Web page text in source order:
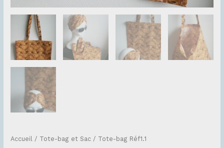
Accueil / Tote-bag et Sac / Tote-bag Réf1.1